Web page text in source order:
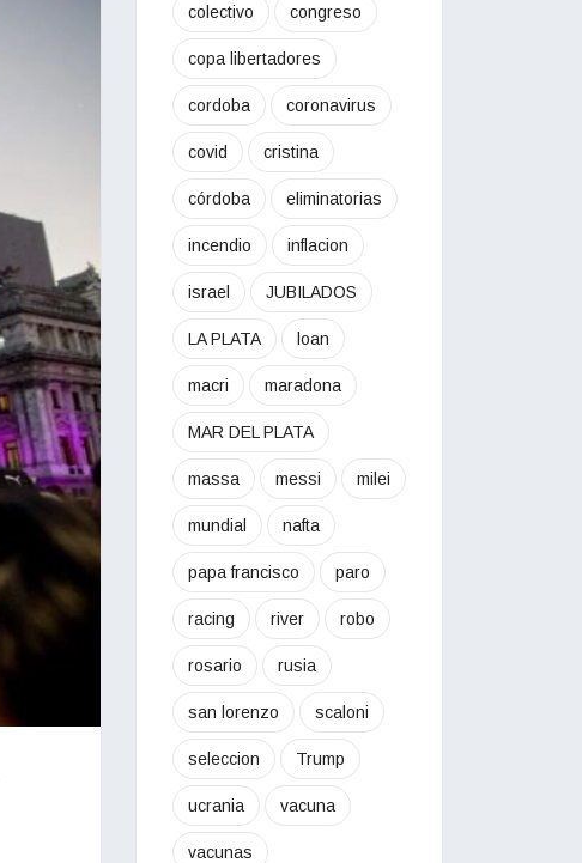
colectivo congreso
copa libertadores
cordoba coronavirus
covid cristina
córdoba eliminatorias
incendio inflacion
israel JUBILADOS
LA PLATA loan
macri maradona
MAR DEL PLATA
massa messi milei
mundial nafta
papa francisco paro
racing river robo
rosario rusia
san lorenzo scaloni
seleccion Trump
ucrania vacuna
vacunas